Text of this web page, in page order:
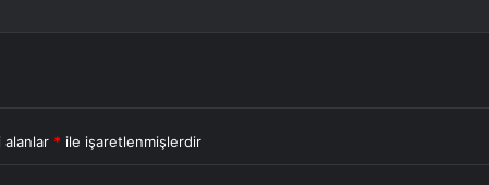
alanlar * ile işaretlenmişlerdir